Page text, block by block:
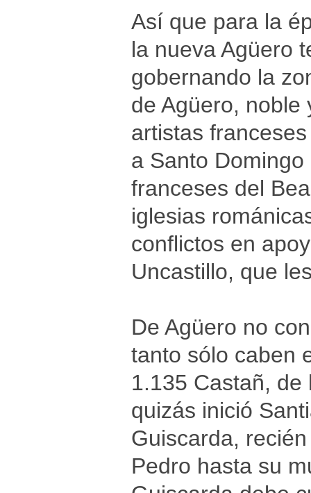
Así que para la
la nueva Agüero
gobernando la
de Agüero, noble
artistas
a Santo
franceses del
iglesias
conflictos en
Uncastillo, que
De Agüero no
tanto sólo caben
1.135 Castañ,
quizás inició
Guiscarda,
Pedro hasta su